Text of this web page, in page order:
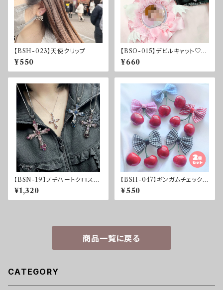
【BSH-023】天使クリップ
¥550
【BSO-015】デビルキャット♡痛
ロゼット
¥660
【BSN-19】プチハートクロスネ
ックレス
¥1,320
【BSH-047】ギンガムチェック♡
さくらんぼリボン2個セット
¥550
商品一覧に戻る
CATEGORY